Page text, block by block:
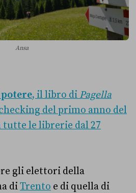
Ansa
potere, il libro di Pagella
del primo anno del
le librerie dal 27
gli elettori della
diTrento e di quella di